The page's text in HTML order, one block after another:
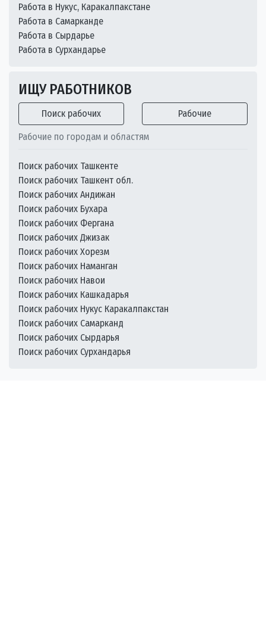
Работа в Нукус, Каракалпакстане
Работа в Самарканде
Работа в Сырдарье
Работа в Сурхандарье
ИЩУ РАБОТНИКОВ
Поиск рабочих Рабочие
Рабочие по городам и областям
Поиск рабочих Ташкенте
Поиск рабочих Ташкент обл.
Поиск рабочих Андижан
Поиск рабочих Бухара
Поиск рабочих Фергана
Поиск рабочих Джизак
Поиск рабочих Хорезм
Поиск рабочих Наманган
Поиск рабочих Навои
Поиск рабочих Кашкадарья
Поиск рабочих Нукус Каракалпакстан
Поиск рабочих Самарканд
Поиск рабочих Сырдарья
Поиск рабочих Сурхандарья